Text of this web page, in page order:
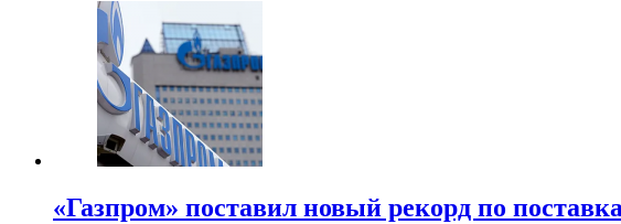
«Газпром» поставил новый рекорд по